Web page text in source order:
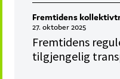
Fremtidens
27. oktober 2025
Fremtidens
tilgjengelig